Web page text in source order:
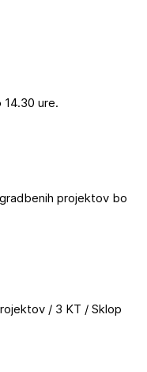
ure.
projektov bo
/ 3 KT / Sklop